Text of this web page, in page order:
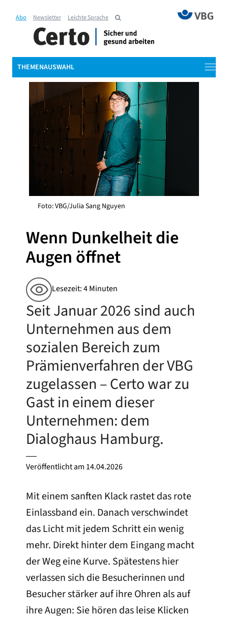
Abo Newsletter Leichte Sprache
THEMENAUSWAHL
Foto: VBG/Julia Sang Nguyen
Wenn Dunkelheit die
Augen öffnet
Lesezeit: 4 Minuten
Seit Januar 2026 sind auch
Unternehmen aus dem
sozialen Bereich zum
Prämienverfahren der VBG
zugelassen – Certo war zu
Gast in einem dieser
Unternehmen: dem
Dialoghaus Hamburg.
Veröffentlicht am 14.04.2026
Mit einem sanften Klack rastet das rote
Einlassband ein. Danach verschwindet
das Licht mit jedem Schritt ein wenig
mehr. Direkt hinter dem Eingang macht
der Weg eine Kurve. Spätestens hier
verlassen sich die Besucherinnen und
Besucher stärker auf ihre Ohren als auf
ihre Augen: Sie hören das leise Klicken